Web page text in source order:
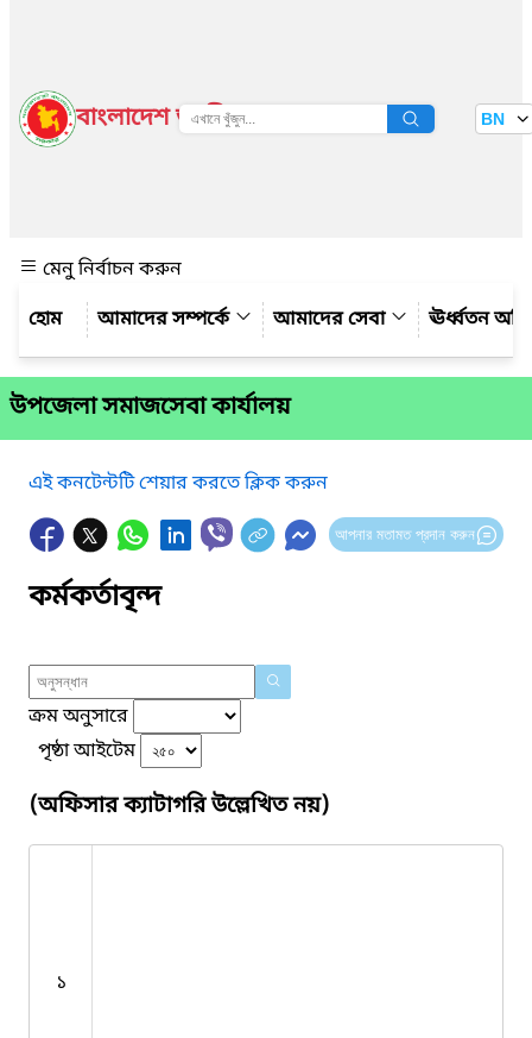
বাংলাদেশ জাতীয় তথ্য বাতায়ন BN
মেনু নির্বাচন করুন
আমাদের সম্পর্কে
আমাদের সেবা ঊর্ধ্বতন
উপজেলা সমাজসেবা কার্যালয়
এই কনটেন্টটি শেয়ার করতে ক্লিক করুন
আপনার মতামত প্রদান করুন
কর্মকর্তাবৃন্দ
ক্রম অনুসারে
পৃষ্ঠা আইটেম
(অফিসার ক্যাটাগরি উল্লেখিত নয়)
১